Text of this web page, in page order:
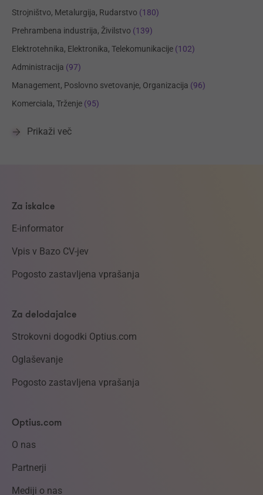
Strojništvo, Metalurgija, Rudarstvo (180)
Prehrambena industrija, Živilstvo (139)
Elektrotehnika, Elektronika, Telekomunikacije (102)
Administracija (97)
Management, Poslovno svetovanje, Organizacija (96)
Komerciala, Trženje (95)
Prikaži več
Za iskalce
E-informator
Vpis v Bazo CV-jev
Pogosto zastavljena vprašanja
Za delodajalce
Strokovni dogodki Optius.com
Oglaševanje
Pogosto zastavljena vprašanja
Optius.com
O nas
Partnerji
Mediji o nas